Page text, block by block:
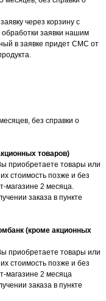
через корзину с
заявки нашим
в заявке придет СМС от
без справки о
товаров)
приобретаете товары или
стоимость позже и без
магазине 2 месяца.
заказа в пункте
(кроме акционных
приобретаете товары или
стоимость позже и без
магазине 2 месяца
заказа в пункте